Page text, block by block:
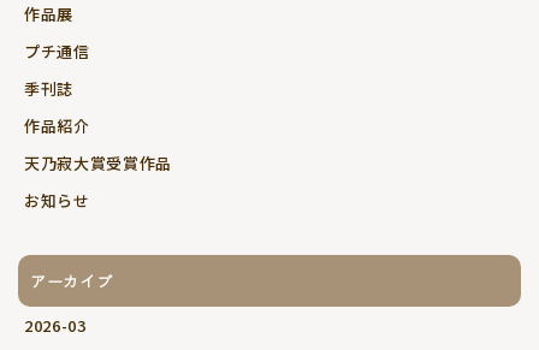
作品展
プチ通信
季刊誌
作品紹介
天乃寂大賞受賞作品
お知らせ
アーカイブ
2026-03